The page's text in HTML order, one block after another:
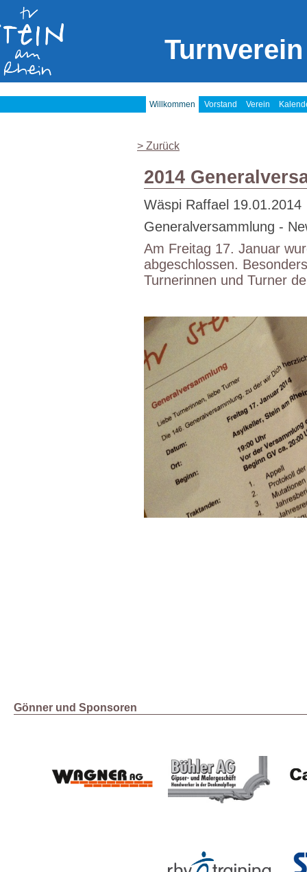
Willkommen Vorstand Verein
> Zurück
2014
Wäspi Raffael 19.01.2014
Generalversammlung -
Am Freitag 17. Januar
abgeschlossen.
Turnerinnen und Turner
Gönner und Sponsoren